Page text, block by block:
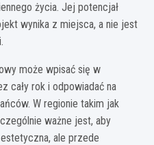
życia. Jej potencjał
wynika z miejsca, a nie jest
może wpisać się w
cały rok i odpowiadać na
W regionie takim jak
ważne jest, aby
ale przede